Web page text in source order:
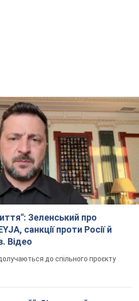
Зеленський про
санкції проти Росії й
Відео
до спільного проєкту